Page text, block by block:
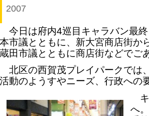
2007
今日は府内4巡目キャラバン最
本市議とともに、新大宮商店街か
蔵田市議とともに商店街などでご
北区の西賀茂プレイパークでは
活動のようすやニーズ、行政への
キ
へ